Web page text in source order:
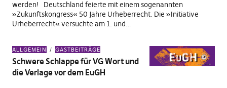
werden! Deutschland feierte mit einem sogenannten
»Zukunftskongress« 50 Jahre Urheberrecht. Die »Initiative
Urheberrecht« versuchte am 1. und…
ALLGEMEIN GASTBEITRÄGE
Schwere Schlappe für VG Wort und
die Verlage vor dem EuGH